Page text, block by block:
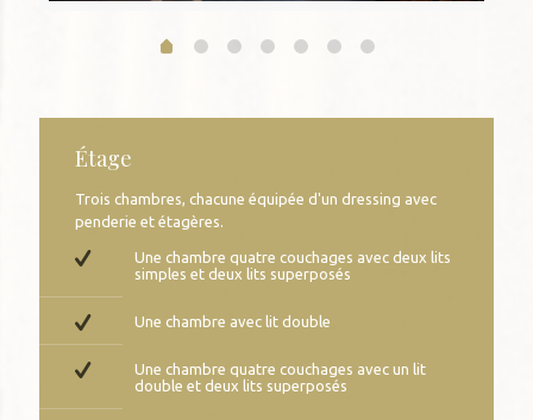
Étage
Trois chambres, chacune équipée d'un dressing avec
penderie et étagères.
Une chambre quatre couchages avec deux lits
simples et deux lits superposés
Une chambre avec lit double
​Une chambre quatre couchages avec un lit
double et deux lits superposés​